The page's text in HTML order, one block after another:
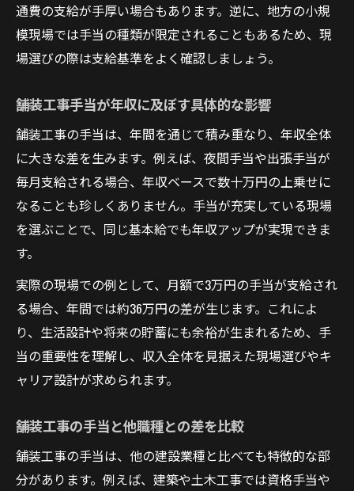
通費の支給が手厚い場合もあります。逆に、地方の小規
模現場では手当の種類が限定されることもあるため、現
場選びの際は支給基準をよく確認しましょう。
舗装工事手当が年収に及ぼす具体的な影響
舗装工事の手当は、年間を通じて積み重なり、年収全体
に大きな差を生みます。例えば、夜間手当や出張手当が
毎月支給される場合、年収ベースで数十万円の上乗せに
なることも珍しくありません。手当が充実している現場
を選ぶことで、同じ基本給でも年収アップが実現できま
す。
実際の現場での例として、月額で3万円の手当が支給され
る場合、年間では約36万円の差が生じます。これによ
り、生活設計や将来の貯蓄にも余裕が生まれるため、手
当の重要性を理解し、収入全体を見据えた現場選びやキ
ャリア設計が求められます。
舗装工事の手当と他職種との差を比較
舗装工事の手当は、他の建設業種と比べても特徴的な部
分があります。例えば、建築や土木工事では資格手当や